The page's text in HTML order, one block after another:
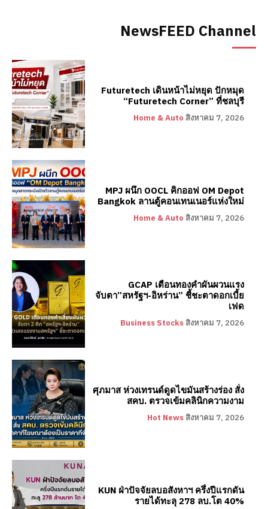
NewsFEED Channel
Futuretech เดินหน้าไม่หยุด ปักหมุด
“Futuretech Corner” ที่ชลบุรี
Home & Auto สิงหาคม 7, 2026
MPJ ผนึก OOCL คิกออฟ OM Depot
Bangkok ลานตู้คอนเทนเนอร์แห่งใหม่
Home & Auto สิงหาคม 7, 2026
GCAP เตือนทองคำผันผวนแรง
จับตา”สหรัฐฯ-อิหร่าน” ชี้ชะตาดอกเบี้ย
เฟด
Business Stocks สิงหาคม 7, 2026
ศุภมาส ห่วงเทรนด์ดูดไขมันสร้างร่อง สั่ง
สคบ. ตรวจเข้มคลินิกความงาม
Hot News สิงหาคม 7, 2026
KUN ฝ่าปัจจัยลบอสังหาฯ ครึ่งปีแรกดัน
รายได้ทะลุ 278 ลบ.โต 40%